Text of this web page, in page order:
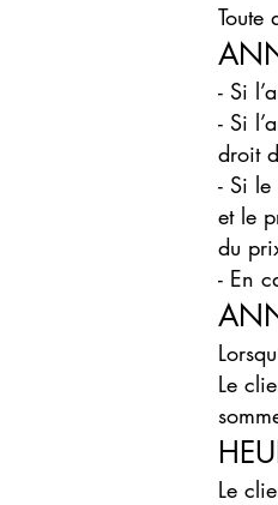
Toute
- Si
- Si
droit
- Si le
et le
du
- En
Le
Le